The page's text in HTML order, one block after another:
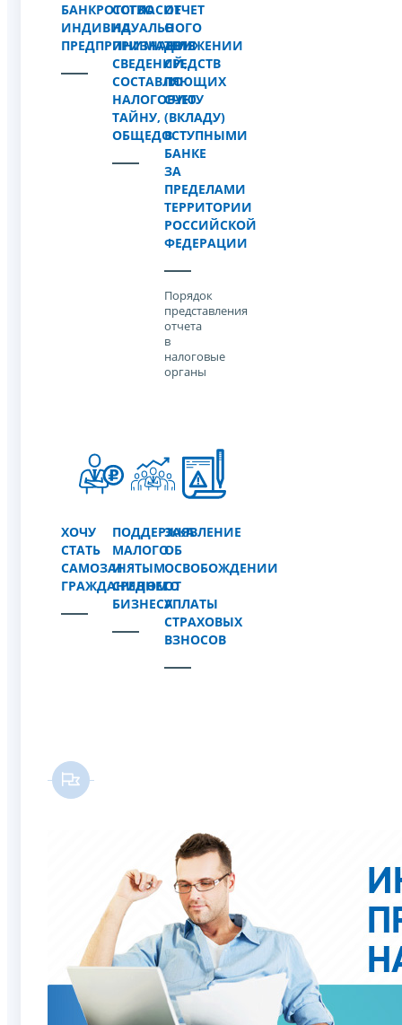
БАНКРОТСТВО
ИНДИВИДУАЛЬНОГО
ПРЕДПРИНИМАТЕЛЯ
СОГЛАСИЕ
НА
ПРИЗНАНИЕ
СВЕДЕНИЙ,
СОСТАВЛЯЮЩИХ
НАЛОГОВУЮ
ТАЙНУ,
ОБЩЕДОСТУПНЫМИ
ОТЧЕТ
О
ДВИЖЕНИИ
СРЕДСТВ
ПО
СЧЕТУ
(ВКЛАДУ)
В
БАНКЕ
ЗА
ПРЕДЕЛАМИ
ТЕРРИТОРИИ
РОССИЙСКОЙ
ФЕДЕРАЦИИ
Порядок
представления
отчета
в
налоговые
органы
ХОЧУ
СТАТЬ
САМОЗАНЯТЫМ
ГРАЖДАНИНОМ
ПОДДЕРЖКА
МАЛОГО
И
СРЕДНЕГО
БИЗНЕСА
ЗАЯВЛЕНИЕ
ОБ
ОСВОБОЖДЕНИИ
ОТ
УПЛАТЫ
СТРАХОВЫХ
ВЗНОСОВ